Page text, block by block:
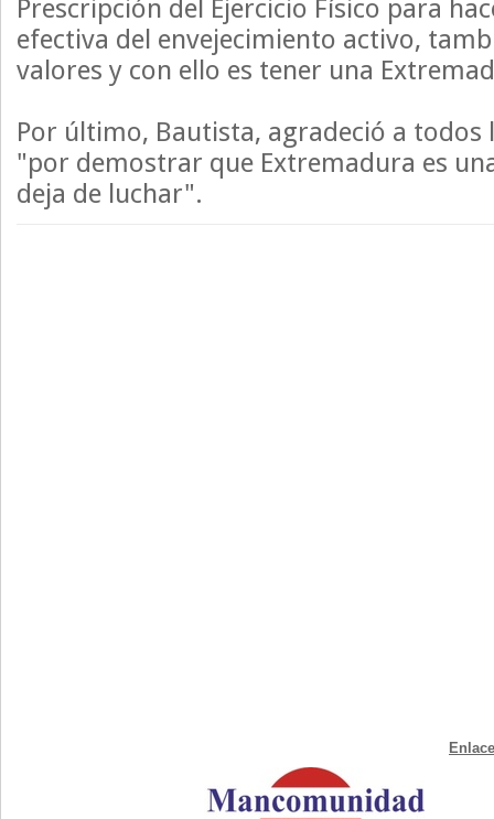
Prescripción del Ejercicio Físico para
efectiva del envejecimiento activo,
valores y con ello es tener una
Por último, Bautista, agradeció a todos
"por demostrar que Extremadura es
deja de luchar".